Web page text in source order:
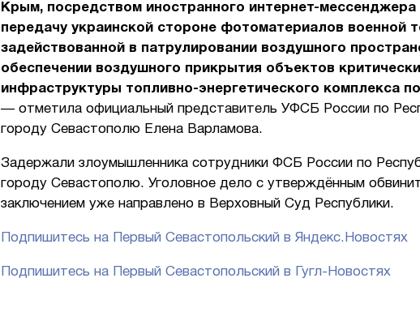
Крым, посредством иностранного интернет-мессенджера
передачу украинской стороне фотоматериалов военной
задействованной в патрулировании воздушного
обеспечении воздушного прикрытия объектов
инфраструктуры топливно-энергетического комплекса
— отметила официальный представитель УФСБ России по
городу Севастополю Елена Варламова.
Задержали злоумышленника сотрудники ФСБ России по
городу Севастополю. Уголовное дело с утверждённым
заключением уже направлено в Верховный Суд Республики.
Подпишитесь на Первый Севастопольский в Яндекс.Новостях
Подпишитесь на Первый Севастопольский в Гугл-Новостях